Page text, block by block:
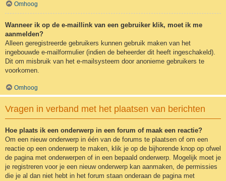
Omhoog
Wanneer ik op de e-maillink van een gebruiker klik, moet ik me
aanmelden?
Alleen geregistreerde gebruikers kunnen gebruik maken van het
ingebouwde e-mailformulier (indien de beheerder dit heeft ingeschakeld).
Dit om misbruik van het e-mailsysteem door anonieme gebruikers te
voorkomen.
Omhoog
Vragen in verband met het plaatsen van berichten
Hoe plaats ik een onderwerp in een forum of maak een reactie?
Om een nieuw onderwerp in één van de forums te plaatsen of om een
reactie op een onderwerp te maken, klik je op de bijhorende knop op ofwel
de pagina met onderwerpen of in een bepaald onderwerp. Mogelijk moet je
je registreren voor je een nieuw onderwerp kan aanmaken, de permissies
die je al dan niet hebt in het forum staan onderaan de pagina met